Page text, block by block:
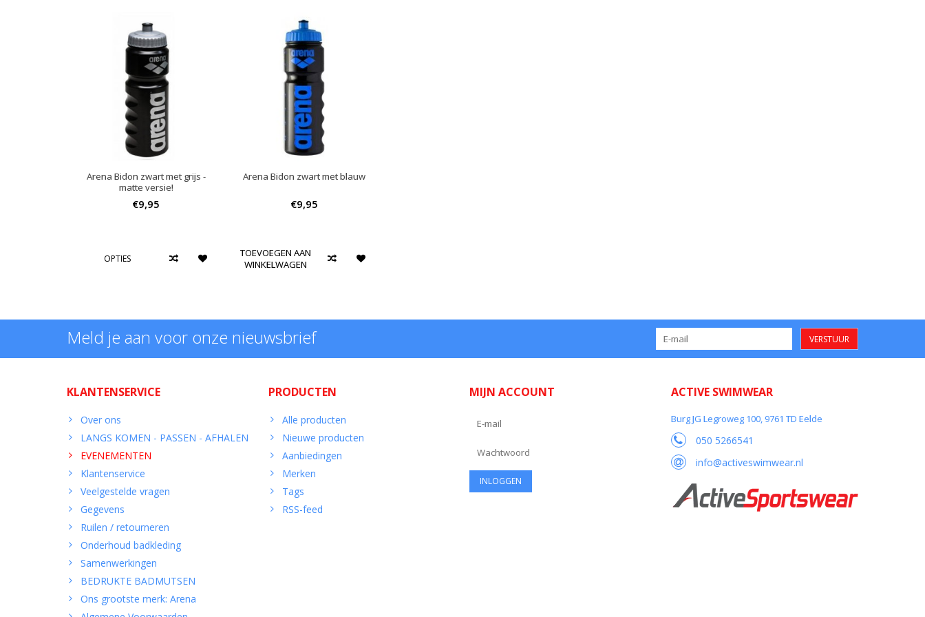
Arena Bidon zwart met grijs -
matte versie!
€9,95
OPTIES
Arena Bidon zwart met blauw
€9,95
TOEVOEGEN AAN
WINKELWAGEN
Meld je aan voor onze nieuwsbrief VERSTUUR
KLANTENSERVICE
Over ons
LANGS KOMEN - PASSEN - AFHALEN
EVENEMENTEN
Klantenservice
Veelgestelde vragen
Gegevens
Ruilen / retourneren
Onderhoud badkleding
Samenwerkingen
BEDRUKTE BADMUTSEN
Ons grootste merk: Arena
PRODUCTEN
Alle producten
Nieuwe producten
Aanbiedingen
Merken
Tags
RSS-feed
MIJN ACCOUNT ACTIVE SWIMWEAR
Burg JG Legroweg 100, 9761 TD Eelde
050 5266541
info@activeswimwear.nl